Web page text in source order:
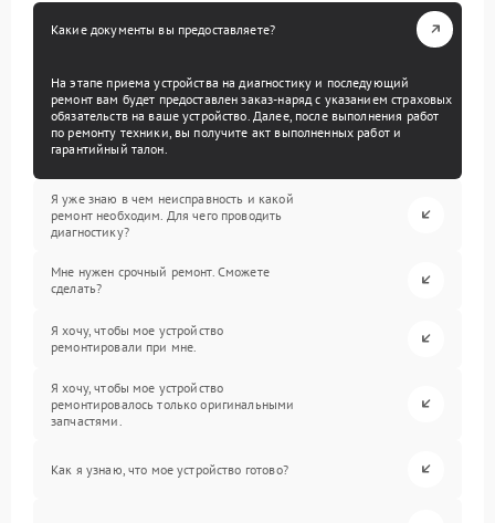
Какие документы вы предоставляете?
На этапе приема устройства на диагностику и последующий
ремонт вам будет предоставлен заказ-наряд с указанием страховых
обязательств на ваше устройство. Далее, после выполнения работ
по ремонту техники, вы получите акт выполненных работ и
гарантийный талон.
Я уже знаю в чем неисправность и какой
ремонт необходим. Для чего проводить
диагностику?
Мне нужен срочный ремонт. Сможете
сделать?
Я хочу, чтобы мое устройство
ремонтировали при мне.
Я хочу, чтобы мое устройство
ремонтировалось только оригинальными
запчастями.
Как я узнаю, что мое устройство готово?